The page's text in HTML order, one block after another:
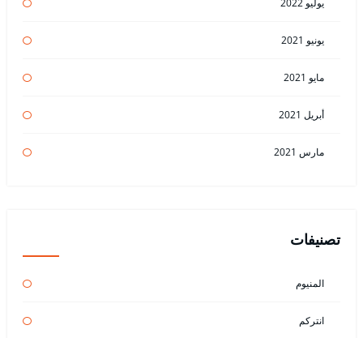
يوليو 2022
يونيو 2021
مايو 2021
أبريل 2021
مارس 2021
تصنيفات
المنيوم
انتركم